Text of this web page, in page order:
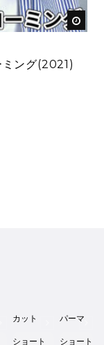
ミング(2021)
カット
ショート
パーマ
ショート